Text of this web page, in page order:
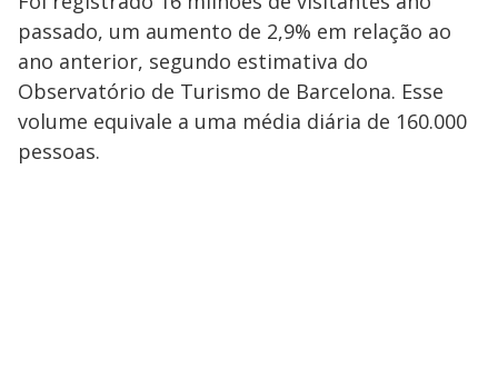
passado, um aumento de 2,9% em relação ao
ano anterior, segundo estimativa do
Observatório de Turismo de Barcelona. Esse
volume equivale a uma média diária de 160.000
pessoas.